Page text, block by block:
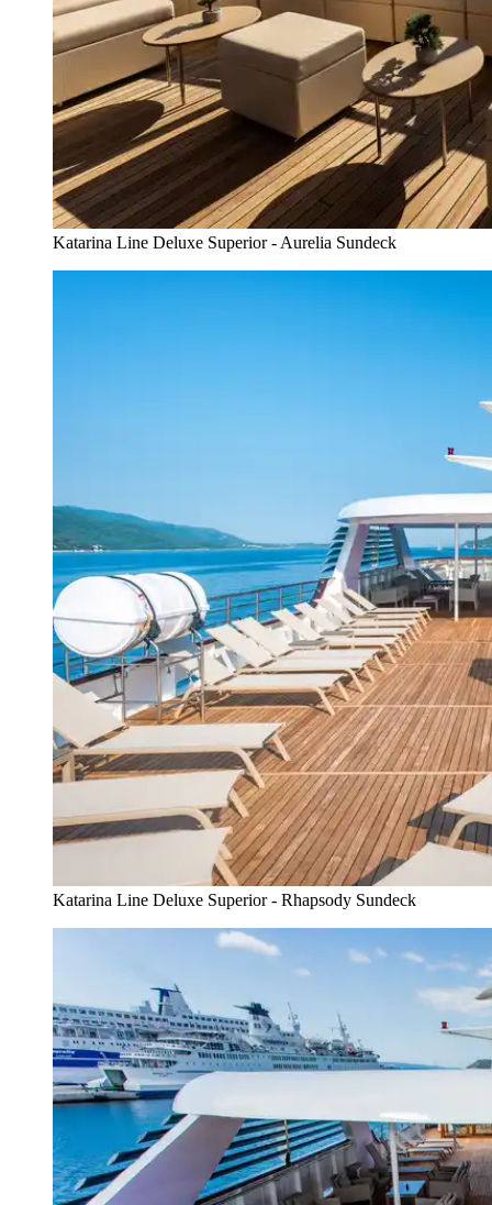
Katarina Line Deluxe Superior - Aurelia Sundeck
Katarina Line Deluxe Superior - Rhapsody Sundeck